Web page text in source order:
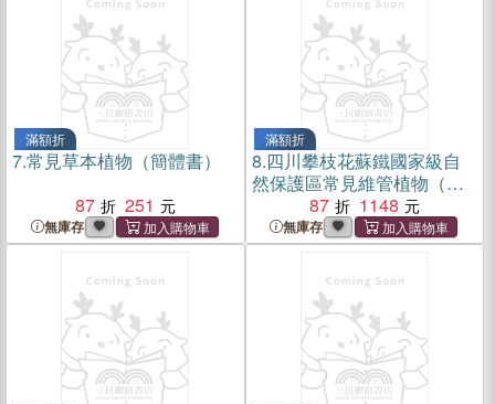
滿額折
7.常見草本植物（簡體書）
87
251
無庫存
滿額折
8.四川攀枝花蘇鐵國家級自
然保護區常見維管植物（簡
87 1148
無庫存